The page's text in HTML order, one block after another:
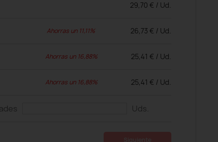
29,70 € / Ud.
Ahorras un 11,11% 26,73 € / Ud.
Ahorras un 16,88% 25,41 € / Ud.
Ahorras un 16,88% 25,41 € / Ud.
Uds.